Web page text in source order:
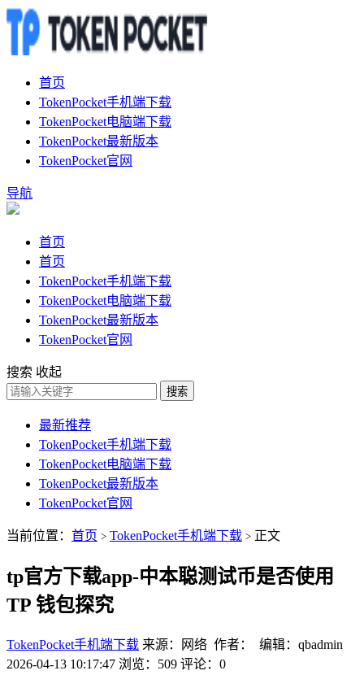
首页
TokenPocket手机端下载
TokenPocket电脑端下载
TokenPocket最新版本
TokenPocket官网
导航
首页
首页
TokenPocket手机端下载
TokenPocket电脑端下载
TokenPocket最新版本
TokenPocket官网
搜索 收起
搜索
最新推荐
TokenPocket手机端下载
TokenPocket电脑端下载
TokenPocket最新版本
TokenPocket官网
当前位置： 首页 > TokenPocket手机端下载 > 正文
tp官方下载app-中本聪测试币是否使用
TP 钱包探究
TokenPocket手机端下载 来源：网络 作者： 编辑：qbadmin
2026-04-13 10:17:47 浏览：509 评论：0